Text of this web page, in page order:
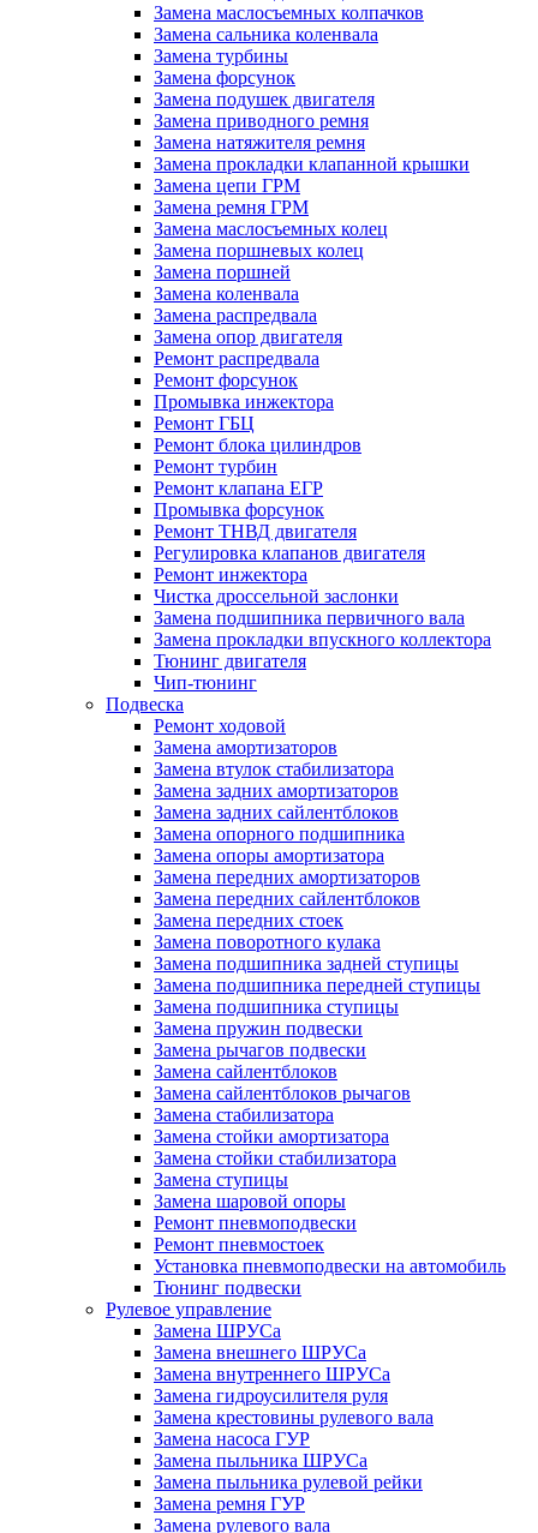
Замена маслосъемных колпачков
Замена сальника коленвала
Замена турбины
Замена форсунок
Замена подушек двигателя
Замена приводного ремня
Замена натяжителя ремня
Замена прокладки клапанной крышки
Замена цепи ГРМ
Замена ремня ГРМ
Замена маслосъемных колец
Замена поршневых колец
Замена поршней
Замена коленвала
Замена распредвала
Замена опор двигателя
Ремонт распредвала
Ремонт форсунок
Промывка инжектора
Ремонт ГБЦ
Ремонт блока цилиндров
Ремонт турбин
Ремонт клапана ЕГР
Промывка форсунок
Ремонт ТНВД двигателя
Регулировка клапанов двигателя
Ремонт инжектора
Чистка дроссельной заслонки
Замена подшипника первичного вала
Замена прокладки впускного коллектора
Тюнинг двигателя
Чип-тюнинг
Подвеска
Ремонт ходовой
Замена амортизаторов
Замена втулок стабилизатора
Замена задних амортизаторов
Замена задних сайлентблоков
Замена опорного подшипника
Замена опоры амортизатора
Замена передних амортизаторов
Замена передних сайлентблоков
Замена передних стоек
Замена поворотного кулака
Замена подшипника задней ступицы
Замена подшипника передней ступицы
Замена подшипника ступицы
Замена пружин подвески
Замена рычагов подвески
Замена сайлентблоков
Замена сайлентблоков рычагов
Замена стабилизатора
Замена стойки амортизатора
Замена стойки стабилизатора
Замена ступицы
Замена шаровой опоры
Ремонт пневмоподвески
Ремонт пневмостоек
Установка пневмоподвески на автомобиль
Тюнинг подвески
Рулевое управление
Замена ШРУСа
Замена внешнего ШРУСа
Замена внутреннего ШРУСа
Замена гидроусилителя руля
Замена крестовины рулевого вала
Замена насоса ГУР
Замена пыльника ШРУСа
Замена пыльника рулевой рейки
Замена ремня ГУР
Замена рулевого вала